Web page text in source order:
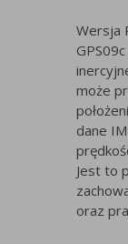
Wersja
może
dane
Jest to
oraz